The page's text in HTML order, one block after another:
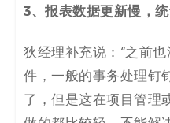
3、报表数据更新慢，
狄经理补充说：“之前
件，一般的事务处理钉
了，但是这在项目管理